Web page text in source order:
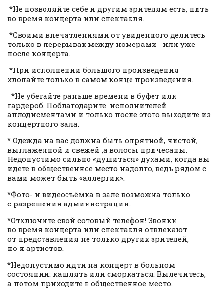
*Не позволяйте себе и другим зрителям есть, пить
во время концерта или спектакля.
*Своими впечатлениями от увиденного делитесь
только в перерывах между номерами или уже
после концерта.
*При исполнении большого произведения
хлопайте только в самом конце произведения.
*Не убегайте раньше времени в буфет или
гардероб. Поблагодарите исполнителей
аплодисментами и только после этого выходите из
концертного зала.
* Одежда на вас должна быть опрятной, чистой,
выглаженной и свежей ,а волосы причесаны.
Недопустимо сильно «душиться» духами, когда вы
идете в общественное место надолго, ведь рядом с
вами может быть «аллергик».
*Фото- и видеосъёмка в зале возможна только
с разрешения администрации.
*Отключите свой сотовый телефон! Звонки
во время концерта или спектакля отвлекают
от представления не только других зрителей,
но и артистов.
*Недопустимо идти на концерт в больном
состоянии: кашлять или сморкаться. Вылечитесь,
а потом приходите в общественное место.